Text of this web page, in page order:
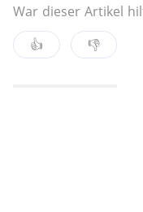
War dieser Artikel
👍
👎